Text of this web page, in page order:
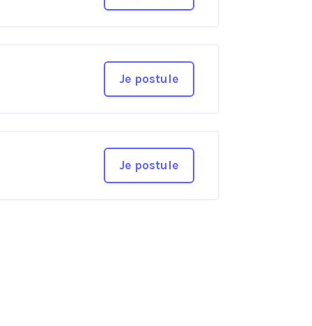
Je postule
Je postule